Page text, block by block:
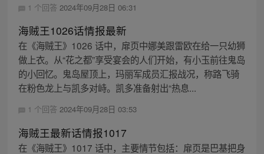
1 个回答 2024年09月28日 06:31
海贼王1026话情报最新
在《海贼王》1026 话中，扉页中娜美跟雷欧在给一只幼狮
做上衣。从“花之都”享受宴会的人们开始，有小玉前往鬼岛
的小回忆。鬼岛屋顶上，玛丽军成员汇报战况，称路飞骑
在粉色龙上与凯多对峙。凯多准备射出“热息...
1 个回答 2024年09月28日 03:53
海贼王最新话情报1017
在《海贼王》1017 话中，主要情节包括：扉页是巴基把身